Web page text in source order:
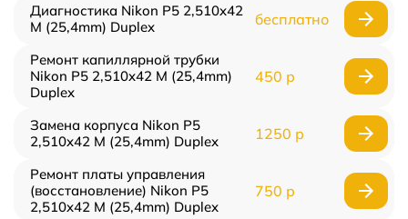
Диагностика Nikon P5 2,510x42
M (25,4mm) Duplex
бесплатно
Ремонт капиллярной трубки
Nikon P5 2,510x42 M (25,4mm)
Duplex
450 р
Замена корпуса Nikon P5
2,510x42 M (25,4mm) Duplex
1250 р
Ремонт платы управления
(восстановление) Nikon P5
2,510x42 M (25,4mm) Duplex
750 р